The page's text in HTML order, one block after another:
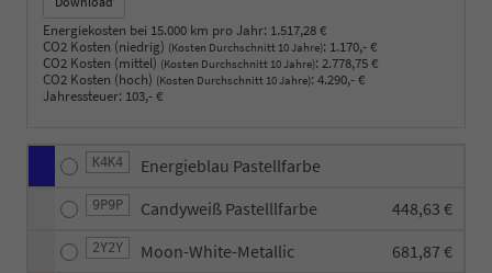
Energiekosten bei 15.000 km pro Jahr: 1.517,28 €
CO2 Kosten (niedrig) (Kosten Durchschnitt 10 Jahre): 1.170,- €
CO2 Kosten (mittel) (Kosten Durchschnitt 10 Jahre): 2.778,75 €
CO2 Kosten (hoch) (Kosten Durchschnitt 10 Jahre): 4.290,- €
Jahressteuer: 103,- €
K4K4 Energieblau Pastellfarbe
9P9P Candyweiß Pastelllfarbe 448,63 €
2Y2Y Moon-White-Metallic 681,87 €